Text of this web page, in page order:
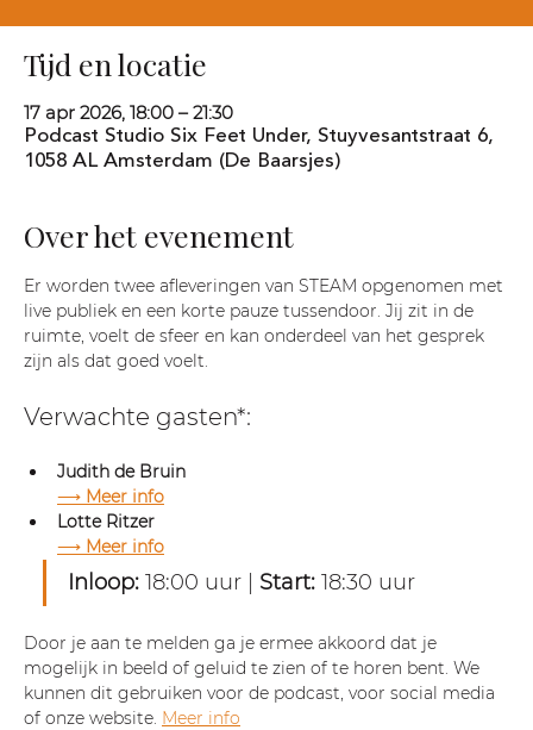
Tijd en locatie
17 apr 2026, 18:00 – 21:30
Podcast Studio Six Feet Under, Stuyvesantstraat 6,
1058 AL Amsterdam (De Baarsjes)
Over het evenement
Er worden twee afleveringen van STEAM opgenomen met
live publiek en een korte pauze tussendoor. Jij zit in de
ruimte, voelt de sfeer en kan onderdeel van het gesprek
zijn als dat goed voelt.
Verwachte gasten*:
Judith de Bruin
⟶ Meer info
Lotte Ritzer
⟶ Meer info
Inloop: 18:00 uur | Start: 18:30 uur
Door je aan te melden ga je ermee akkoord dat je
mogelijk in beeld of geluid te zien of te horen bent. We
kunnen dit gebruiken voor de podcast, voor social media
of onze website. Meer info